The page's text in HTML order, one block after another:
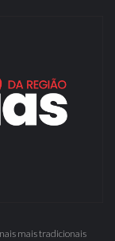
mais tradicionais